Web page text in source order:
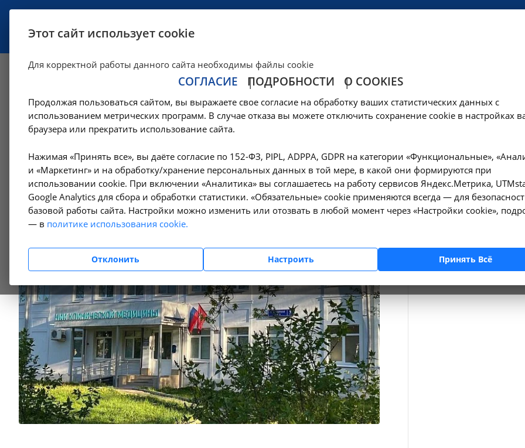
Больница НИИ КЛИНИЧЕСКОЙ
ул. Просторная д.3
Контакты — Больница НИИ КЛИНИЧЕСКОЙ МЕДИЦИНЫ в Москве, ул. Просторная д.3
загрузка карты...
Этот сайт использует cookie
Для корректной работы данного сайта необходимы файлы cookie
СОГЛАСИЕ ПОДРОБНОСТИ О COOKIES
Продолжая пользоваться сайтом, вы выражаете свое согласие на обработку ваших статистических данных с
использованием метрических программ. В случае отказа вы можете отключить сохранение cookie в настройках
браузера или прекратить использование сайта.
Нажимая «Принять все», вы даёте согласие по 152-ФЗ, PIPL, ADPPA, GDPR на категории «Функциональные»,
и «Маркетинг» и на обработку/хранение персональных данных в той мере, в какой они формируются при
использовании cookie. При включении «Аналитика» вы соглашаетесь на работу сервисов Яндекс.Метрика,
Google Analytics для сбора и обработки статистики. «Обязательные» cookie применяются всегда — для
базовой работы сайта. Настройки можно изменить или отозвать в любой момент через «Настройки cookie»,
— в политике использования cookie.
Отклонить Настроить Принять Всё